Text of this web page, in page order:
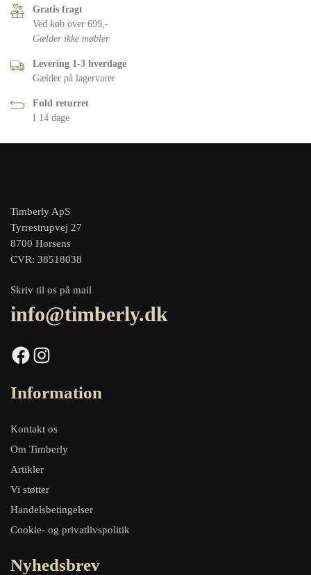
Gratis fragt
Ved køb over 699,-
Gælder ikke møbler
Levering 1-3 hverdage
Gælder på lagervarer
Fuld returret
I 14 dage
Timberly ApS
Tyrrestrupvej 27
8700 Horsens
CVR: 38518038
Skriv til os på mail
info@timberly.dk
Facebook Instagram
Information
Kontakt os
Om Timberly
Artikler
Vi støtter
Handelsbetingelser
Cookie- og privatlivspolitik
Nyhedsbrev